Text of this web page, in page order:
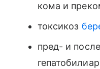
кома и
токсикоз
пред- и